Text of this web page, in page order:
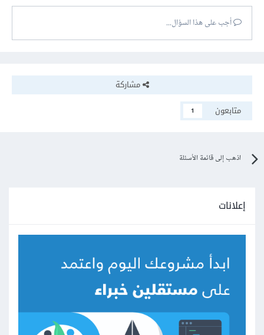
أجب على هذا السؤال...
مشاركة
متابعون
1
اذهب إلى قائمة الأسئلة
إعلانات